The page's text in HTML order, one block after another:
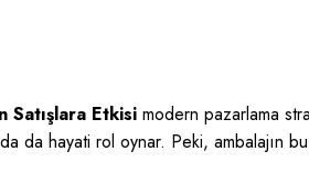
Satışlara Etkisi modern pazarlama
da hayati rol oynar. Peki, ambalajın